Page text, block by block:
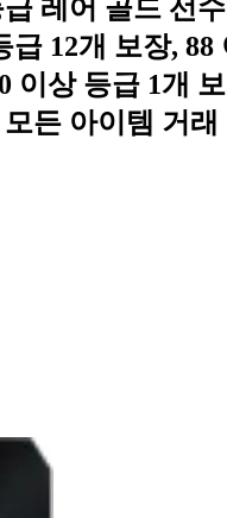
레어 골드 선
급 12개 보장, 88
이상 등급 1개
든 아이템 거래